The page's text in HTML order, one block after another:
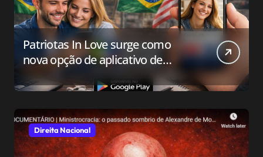
Patriotas In Love surge como
nova opção de aplicativo de
relacionamento para o público
conservador
Direita Nacional